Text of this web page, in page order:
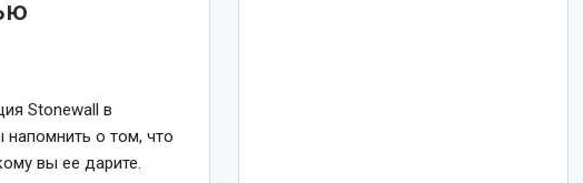
Stonewall в
напомнить о том, что
вы ее дарите.